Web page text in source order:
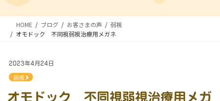
HOME ブログ お客さまの声
弱視
オモドック 不同視弱視治療用メガネ
2023年4月24日
弱視
オモドック 不同視弱視治療用メガ